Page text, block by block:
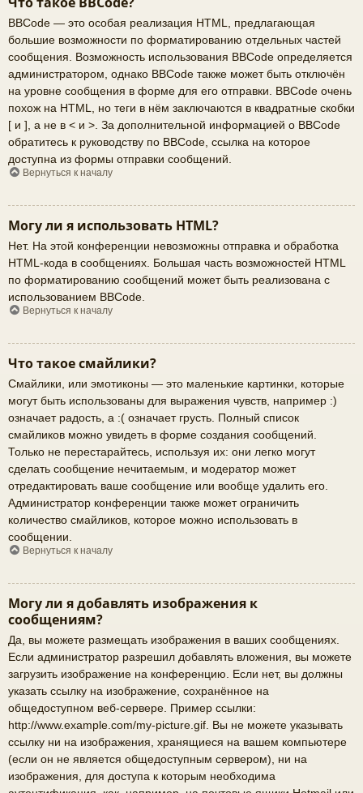
BBCode — это особая реализация HTML, предлагающая
большие возможности по форматированию отдельных частей
сообщения. Возможность использования BBCode определяется
администратором, однако BBCode также может быть отключён
на уровне сообщения в форме для его отправки. BBCode очень
похож на HTML, но теги в нём заключаются в квадратные скобки
[ и ], а не в < и >. За дополнительной информацией о BBCode
обратитесь к руководству по BBCode, ссылка на которое
доступна из формы отправки сообщений.
Вернуться к началу
Могу ли я использовать HTML?
Нет. На этой конференции невозможны отправка и обработка
HTML-кода в сообщениях. Большая часть возможностей HTML
по форматированию сообщений может быть реализована с
использованием BBCode.
Вернуться к началу
Что такое смайлики?
Смайлики, или эмотиконы — это маленькие картинки, которые
могут быть использованы для выражения чувств, например :)
означает радость, а :( означает грусть. Полный список
смайликов можно увидеть в форме создания сообщений.
Только не перестарайтесь, используя их: они легко могут
сделать сообщение нечитаемым, и модератор может
отредактировать ваше сообщение или вообще удалить его.
Администратор конференции также может ограничить
количество смайликов, которое можно использовать в
сообщении.
Вернуться к началу
Могу ли я добавлять изображения к
сообщениям?
Да, вы можете размещать изображения в ваших сообщениях.
Если администратор разрешил добавлять вложения, вы можете
загрузить изображение на конференцию. Если нет, вы должны
указать ссылку на изображение, сохранённое на
общедоступном веб-сервере. Пример ссылки:
http://www.example.com/my-picture.gif. Вы не можете указывать
ссылку ни на изображения, хранящиеся на вашем компьютере
(если он не является общедоступным сервером), ни на
изображения, для доступа к которым необходима